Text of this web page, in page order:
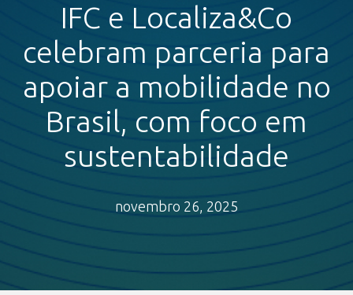
IFC e Localiza&Co
celebram parceria para
apoiar a mobilidade no
Brasil, com foco em
sustentabilidade
novembro 26, 2025